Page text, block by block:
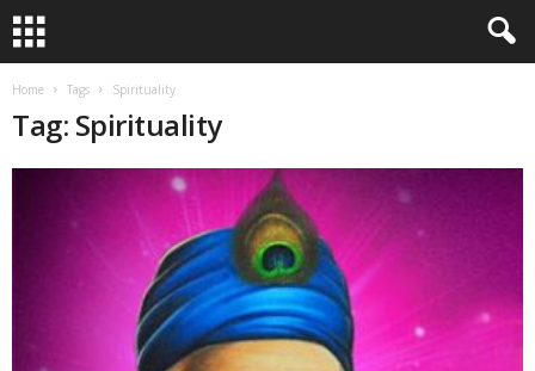
Home Tags Spirituality
Tag: Spirituality